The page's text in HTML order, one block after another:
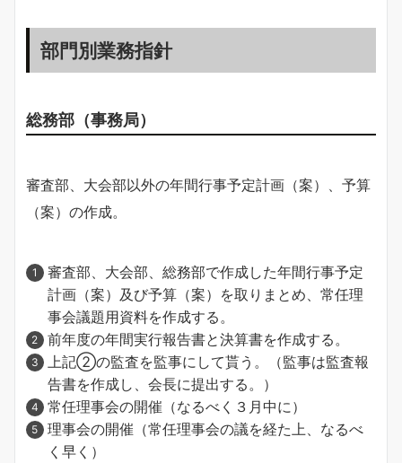
部門別業務指針
総務部（事務局）
審査部、大会部以外の年間行事予定計画（案）、予算
（案）の作成。
審査部、大会部、総務部で作成した年間行事予定
計画（案）及び予算（案）を取りまとめ、常任理
事会議題用資料を作成する。
前年度の年間実行報告書と決算書を作成する。
上記②の監査を監事にして貰う。（監事は監査報
告書を作成し、会長に提出する。）
常任理事会の開催（なるべく３月中に）
理事会の開催（常任理事会の議を経た上、なるべ
く早く）